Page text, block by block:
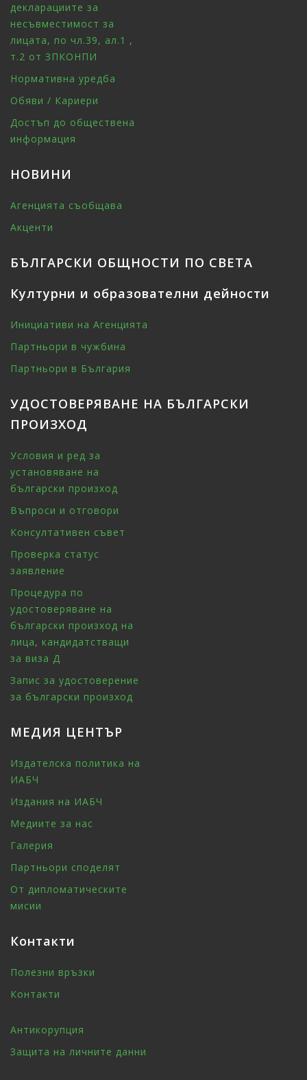
декларациите за
несъвместимост за
лицата, по чл.39, ал.1 ,
т.2 от ЗПКОНПИ
Нормативна уредба
Обяви / Кариери
Достъп до обществена
информация
НОВИНИ
Агенцията съобщава
Акценти
БЪЛГАРСКИ ОБЩНОСТИ ПО СВЕТА
Културни и образователни дейности
Инициативи на Агенцията
Партньори в чужбина
Партньори в България
УДОСТОВЕРЯВАНЕ НА БЪЛГАРСКИ
ПРОИЗХОД
Условия и ред за
установяване на
български произход
Въпроси и отговори
Консултативен съвет
Проверка статус
заявление
Процедура по
удостоверяване на
български произход на
лица, кандидатстващи
за виза Д
Запис за удостоверение
за български произход
МЕДИЯ ЦЕНТЪР
Издателска политика на
ИАБЧ
Издания на ИАБЧ
Медиите за нас
Галерия
Партньори споделят
От дипломатическите
мисии
Контакти
Полезни връзки
Контакти
Антикорупция
Защита на личните данни